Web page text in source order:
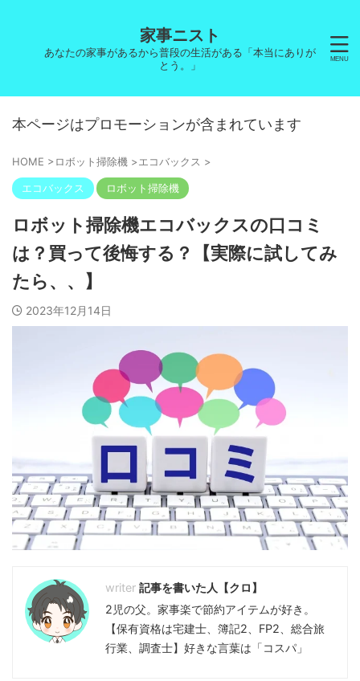
家事ニスト
あなたの家事があるから普段の生活がある「本当にありが
とう。」
本ページはプロモーションが含まれています
HOME >ロボット掃除機 >エコバックス >
エコバックス ロボット掃除機
ロボット掃除機エコバックスの口コミ
は？買って後悔する？【実際に試してみ
たら、、】
2023年12月14日
記事を書いた人【クロ】
2児の父。家事楽で節約アイテムが好き。
【保有資格は宅建士、簿記2、FP2、総合旅
行業、調査士】好きな言葉は「コスパ」